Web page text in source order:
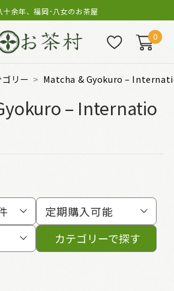
十余年、福岡･八女のお茶屋
0
リー Matcha & Gyokuro –
– Internatio
定期購入可能
カテゴリーで探す